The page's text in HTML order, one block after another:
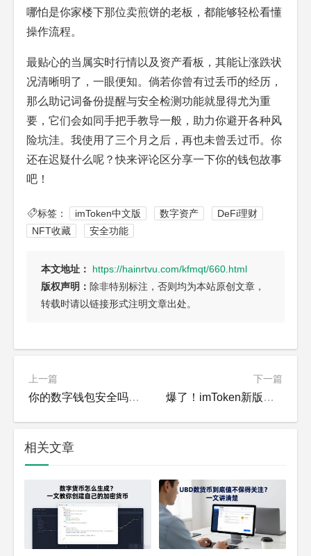
哪怕是你家楼下那位卖煎饼的老板，都能够轻松看懂
操作流程。
最贴心的当属实时行情以及资产看板，其能让涨跌状
况清晰明了，一眼便知。倘若你曾有过丢币的经历，
那么助记词备份提醒与安全检测功能就显得尤为重
要，它们会如同手把手教导一般，助力你避开各种风
险坑洼。我使用了三个月之后，再也未曾丢过币。你
还在迟疑什么呢？快来评论区分享一下你的钱包故事
吧！
标签： imToken中文版 数字资产
DeFi理财
NFT收藏
安全功能
本文地址：
https://hainrtvu.com/kfmqt/660.html
版权声明： 除非特别标注，否则均为本站原创文章，
转载时请以链接形式注明文章出处。
上一篇
你的数字钱包安全吗？揭秘imtoken官网真相！
下一篇
爆了！imToken新版更新日志，这3个变化太狠了
相关文章